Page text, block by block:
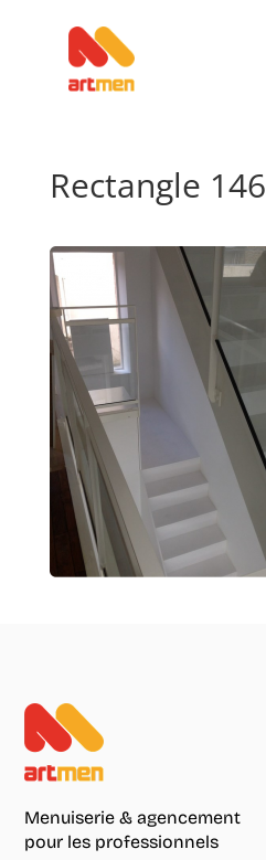
Rectangle 146
Menuiserie & agencement
pour les professionnels